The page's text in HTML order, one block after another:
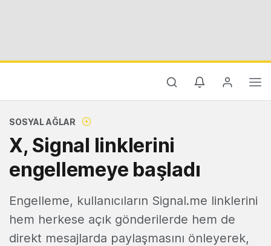
SOSYAL AĞLAR
X, Signal linklerini
engellemeye başladı
Engelleme, kullanıcıların Signal.me linklerini
hem herkese açık gönderilerde hem de
direkt mesajlarda paylaşmasını önleyerek,